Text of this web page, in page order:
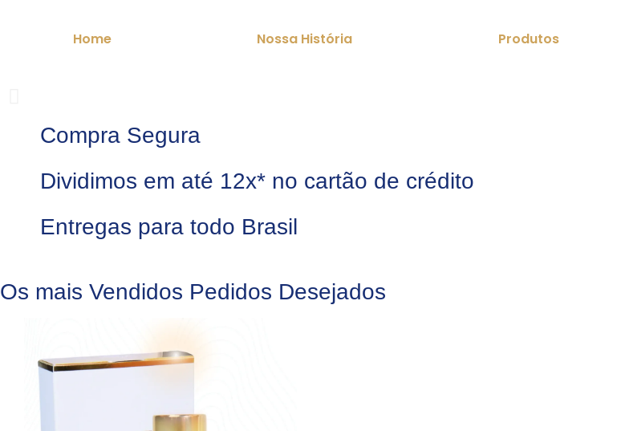
Home Nossa História Produtos
Compra Segura
Dividimos em até 12x* no cartão de crédito
Entregas para todo Brasil
Os mais Vendidos Pedidos Desejados